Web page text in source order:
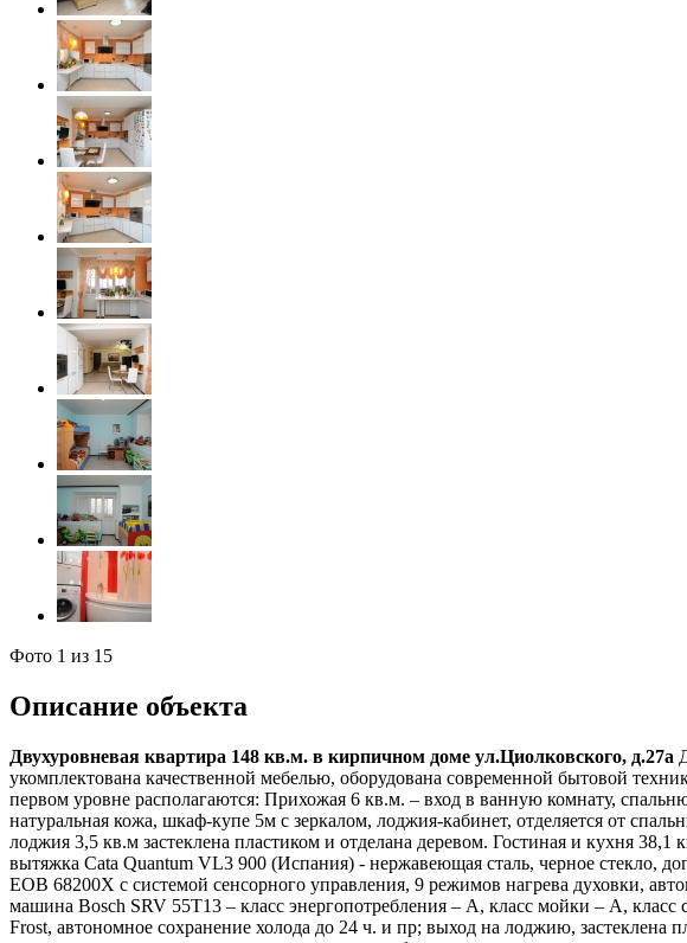
Фото 1 из 15
Описание объекта
Двухуровневая квартира 148 кв.м. в кирпичном доме ул.Циолковского, д.27а
укомплектована качественной мебелью, оборудована современной бытовой
первом уровне располагаются: Прихожая 6 кв.м. – вход в ванную комнату,
натуральная кожа, шкаф-купе 5м с зеркалом, лоджия-кабинет, отделяется от
лоджия 3,5 кв.м застеклена пластиком и отделана деревом. Гостиная и кухня
вытяжка Cata Quantum VL3 900 (Испания) - нержавеющая сталь, черное стекло,
EOB 68200X с системой сенсорного управления, 9 режимов нагрева духовки,
машина Bosch SRV 55T13 – класс энергопотребления – А, класс мойки – А,
Frost, автономное сохранение холода до 24 ч. и пр; выход на лоджию,